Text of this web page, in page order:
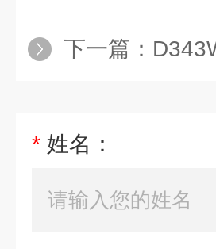
下一篇：
* 姓名：